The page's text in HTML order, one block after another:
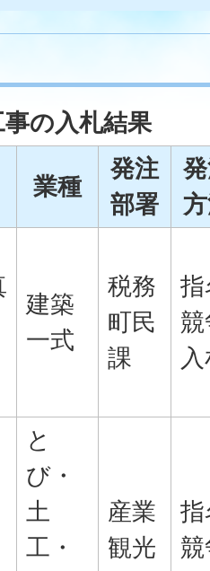
の入札結果
業種
発注
部署
建築
一式
税務
町民
課
指
と
び・
土
工・
産業
観光
指